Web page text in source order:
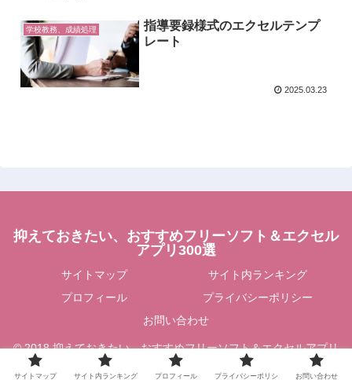
学校教務、成績処理
指導要録様式のエクセルテンプ
レート
2025.03.23
抑えておきたい、おすすめフリーソフト＆エクセル
アプリ300選
サイトマップ
サイト内ランキング
プロフィール
プライバシーポリシー
お問い合わせ
© 2018 抑えておきたい、おすすめフリーソフト＆エクセルアプリ
300選.
サイトマップ サイト内ランキング プロフィール プライバシーポリシ お問い合わせ